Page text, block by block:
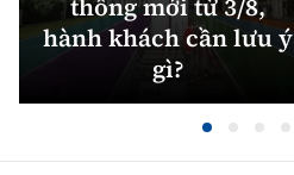
thông mới từ 3/8,
hành khách cần lưu ý
gì?